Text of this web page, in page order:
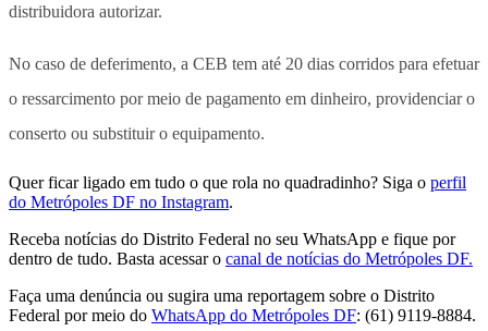
distribuidora autorizar.
No caso de deferimento, a CEB tem até 20 dias corridos para efetuar
o ressarcimento por meio de pagamento em dinheiro, providenciar o
conserto ou substituir o equipamento.
Quer ficar ligado em tudo o que rola no quadradinho? Siga o perfil
do Metrópoles DF no Instagram.
Receba notícias do Distrito Federal no seu WhatsApp e fique por
dentro de tudo. Basta acessar o canal de notícias do Metrópoles DF.
Faça uma denúncia ou sugira uma reportagem sobre o Distrito
Federal por meio do WhatsApp do Metrópoles DF: (61) 9119-8884.